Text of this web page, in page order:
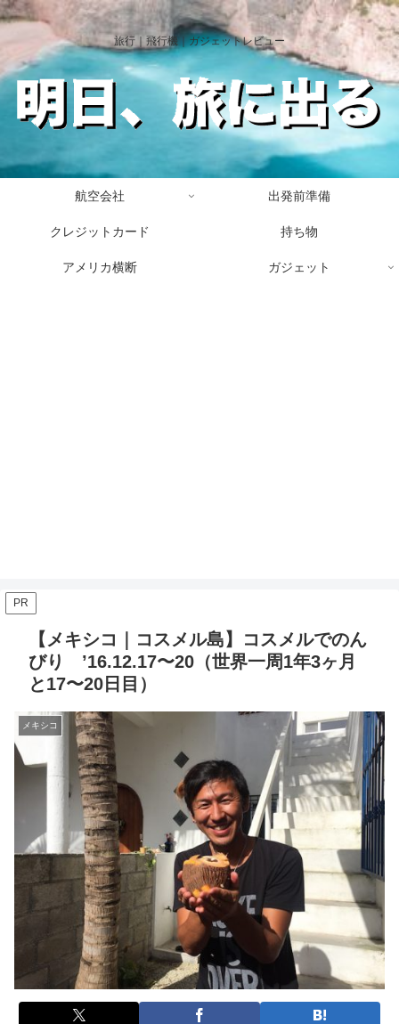
旅行｜飛行機｜ガジェットレビュー
航空会社 出発前準備
クレジットカード 持ち物
アメリカ横断 ガジェット
PR
【メキシコ｜コスメル島】コスメルでのん
びり ’16.12.17〜20（世界一周1年3ヶ月
と17〜20日目）
メキシコ